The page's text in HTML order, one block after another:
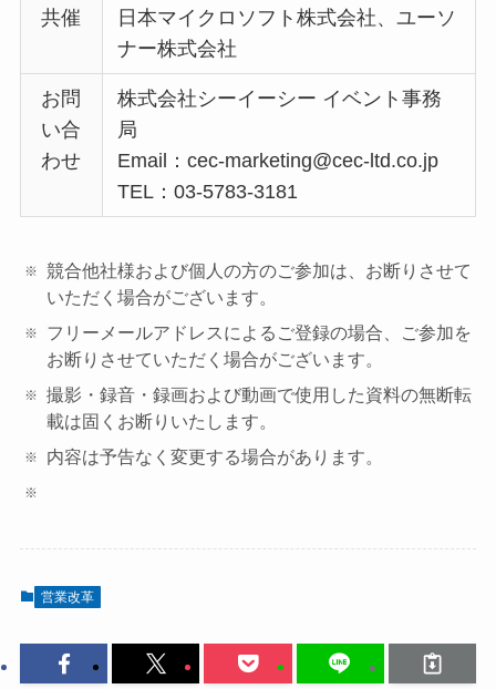
共催
日本マイクロソフト株式会社、ユーソ
ナー株式会社
お問
い合
わせ
株式会社シーイーシー イベント事務
局
Email：cec-marketing@cec-ltd.co.jp
TEL：03-5783-3181
競合他社様および個人の方のご参加は、お断りさせて
いただく場合がございます。
フリーメールアドレスによるご登録の場合、ご参加を
お断りさせていただく場合がございます。
撮影・録音・録画および動画で使用した資料の無断転
載は固くお断りいたします。
内容は予告なく変更する場合があります。
営業改革